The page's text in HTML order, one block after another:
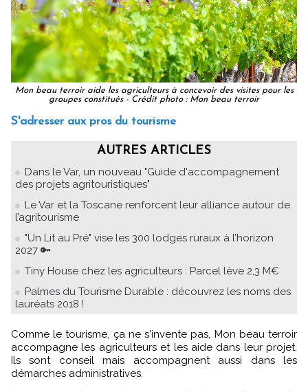
Mon beau terroir aide les agriculteurs à concevoir des visites pour les
groupes constitués - Crédit photo : Mon beau terroir
S'adresser aux pros du tourisme
AUTRES ARTICLES
Dans le Var, un nouveau "Guide d'accompagnement
des projets agritouristiques"
Le Var et la Toscane renforcent leur alliance autour de
l’agritourisme
"Un Lit au Pré" vise les 300 lodges ruraux à l’horizon
2027 🔑
Tiny House chez les agriculteurs : Parcel lève 2,3 M€
Palmes du Tourisme Durable : découvrez les noms des
lauréats 2018 !
Comme le tourisme, ça ne s'invente pas, Mon beau terroir
accompagne les agriculteurs et les aide dans leur projet.
Ils sont conseil mais accompagnent aussi dans les
démarches administratives.